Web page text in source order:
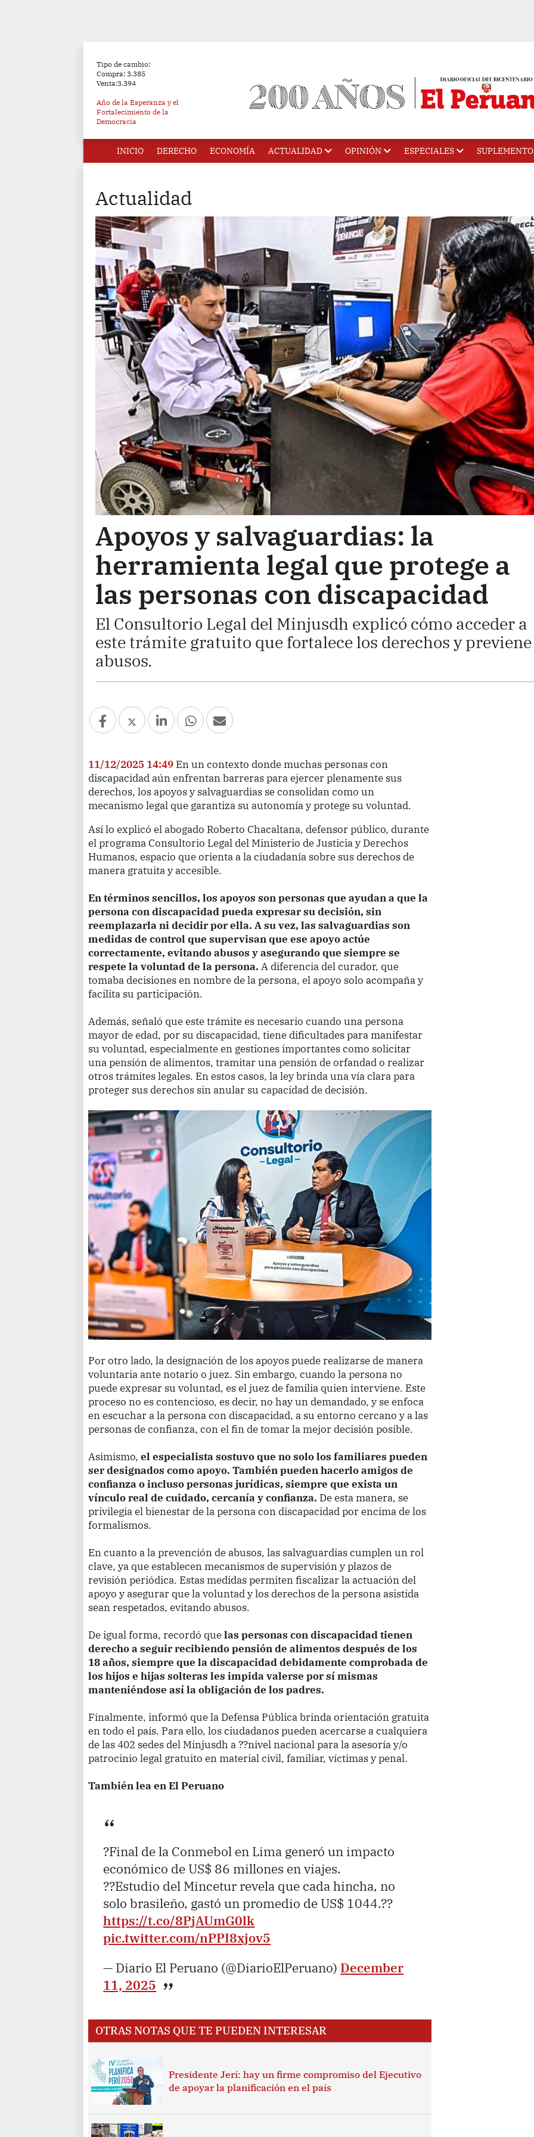
Tipo de cambio:
Compra: 3.385
Venta:3.394
Año de la Esperanza y el
Fortalecimiento de la
Democracia
INICIO DERECHO ECONOMÍA ACTUALIDAD OPINIÓN ESPECIALES
Actualidad
Apoyos y salvaguardias: la
herramienta legal que protege a
las personas con discapacidad
El Consultorio Legal del Minjusdh explicó cómo acceder a
este trámite gratuito que fortalece los derechos y previene
abusos.
11/12/2025 14:49 En un contexto donde muchas personas con
discapacidad aún enfrentan barreras para ejercer plenamente sus
derechos, los apoyos y salvaguardias se consolidan como un
mecanismo legal que garantiza su autonomía y protege su voluntad.
Así lo explicó el abogado Roberto Chacaltana, defensor público, durante
el programa Consultorio Legal del Ministerio de Justicia y Derechos
Humanos, espacio que orienta a la ciudadanía sobre sus derechos de
manera gratuita y accesible.
En términos sencillos, los apoyos son personas que ayudan a que la
persona con discapacidad pueda expresar su decisión, sin
reemplazarla ni decidir por ella. A su vez, las salvaguardias son
medidas de control que supervisan que ese apoyo actúe
correctamente, evitando abusos y asegurando que siempre se
respete la voluntad de la persona. A diferencia del curador, que
tomaba decisiones en nombre de la persona, el apoyo solo acompaña y
facilita su participación.
Además, señaló que este trámite es necesario cuando una persona
mayor de edad, por su discapacidad, tiene dificultades para manifestar
su voluntad, especialmente en gestiones importantes como solicitar
una pensión de alimentos, tramitar una pensión de orfandad o realizar
otros trámites legales. En estos casos, la ley brinda una vía clara para
proteger sus derechos sin anular su capacidad de decisión.
Por otro lado, la designación de los apoyos puede realizarse de manera
voluntaria ante notario o juez. Sin embargo, cuando la persona no
puede expresar su voluntad, es el juez de familia quien interviene. Este
proceso no es contencioso, es decir, no hay un demandado, y se enfoca
en escuchar a la persona con discapacidad, a su entorno cercano y a las
personas de confianza, con el fin de tomar la mejor decisión posible.
Asimismo,el especialista sostuvo que no solo los familiares pueden
ser designados como apoyo. También pueden hacerlo amigos de
confianza o incluso personas jurídicas, siempre que exista un
vínculo real de cuidado, cercanía y confianza. De esta manera, se
privilegia el bienestar de la persona con discapacidad por encima de los
formalismos.
En cuanto a la prevención de abusos, las salvaguardias cumplen un rol
clave, ya que establecen mecanismos de supervisión y plazos de
revisión periódica. Estas medidas permiten fiscalizar la actuación del
apoyo y asegurar que la voluntad y los derechos de la persona asistida
sean respetados, evitando abusos.
De igual forma, recordó quelas personas con discapacidad tienen
derecho a seguir recibiendo pensión de alimentos después de los
18 años, siempre que la discapacidad debidamente comprobada de
los hijos e hijas solteras les impida valerse por sí mismas
manteniéndose así la obligación de los padres.
Finalmente, informó que la Defensa Pública brinda orientación gratuita
en todo el país. Para ello, los ciudadanos pueden acercarse a cualquiera
de las 402 sedes del Minjusdh a ??nivel nacional para la asesoría y/o
patrocinio legal gratuito en material civil, familiar, víctimas y penal.
También lea en El Peruano
?Final de la Conmebol en Lima generó un impacto
económico de US$ 86 millones en viajes.
??Estudio del Mincetur revela que cada hincha, no
solo brasileño, gastó un promedio de US$ 1044.??
https://t.co/8PjAUmG0lk
pic.twitter.com/nPPI8xjov5
— Diario El Peruano (@DiarioElPeruano) December
11, 2025
OTRAS NOTAS QUE TE PUEDEN INTERESAR
Presidente Jerí: hay un firme compromiso del Ejecutivo
de apoyar la planificación en el país